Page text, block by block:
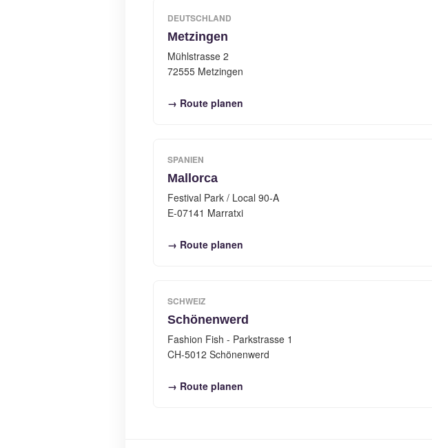
DEUTSCHLAND
Metzingen
Mühlstrasse 2
72555 Metzingen
→ Route planen
SPANIEN
Mallorca
Festival Park / Local 90-A
E-07141 Marratxi
→ Route planen
SCHWEIZ
Schönenwerd
Fashion Fish - Parkstrasse 1
CH-5012 Schönenwerd
→ Route planen